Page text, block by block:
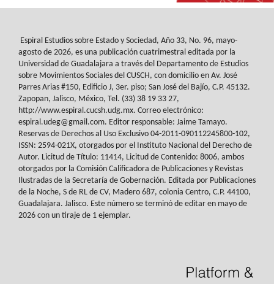
Espiral Estudios sobre Estado y Sociedad, Año 33, No. 96, mayo-
agosto de 2026, es una publicación cuatrimestral editada por la
Universidad de Guadalajara a través del Departamento de Estudios
sobre Movimientos Sociales del CUSCH, con domicilio en Av. José
Parres Arias #150, Edificio J, 3er. piso; San José del Bajío, C.P. 45132.
Zapopan, Jalisco, México, Tel. (33) 38 19 33 27,
http://www.espiral.cucsh.udg.mx. Correo electrónico:
espiral.udeg@gmail.com. Editor responsable: Jaime Tamayo.
Reservas de Derechos al Uso Exclusivo 04-2011-090112245800-102,
ISSN: 2594-021X, otorgados por el Instituto Nacional del Derecho de
Autor. Licitud de Título: 11414, Licitud de Contenido: 8006, ambos
otorgados por la Comisión Calificadora de Publicaciones y Revistas
Ilustradas de la Secretaría de Gobernación. Editada por Publicaciones
de la Noche, S de RL de CV, Madero 687, colonia Centro, C.P. 44100,
Guadalajara. Jalisco. Este número se terminó de editar en mayo de
2026 con un tiraje de 1 ejemplar.